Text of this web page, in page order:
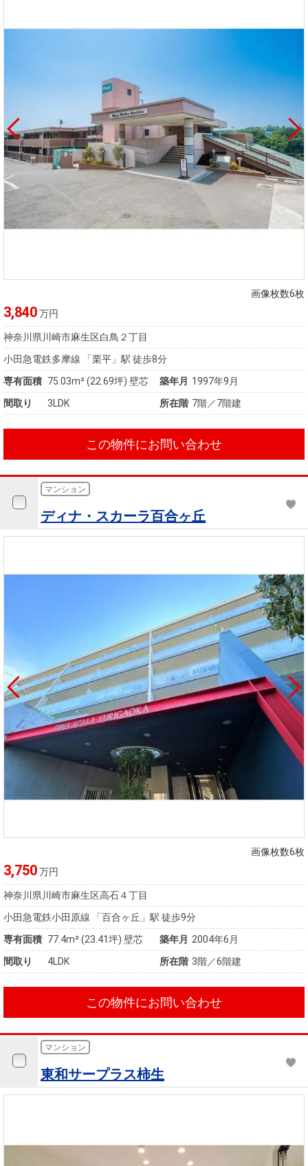
画像枚数6枚
3,840万円
神奈川県川崎市麻生区白鳥２丁目
小田急電鉄多摩線 「栗平」駅 徒歩8分
専有面積 75.03m²(22.69坪) 壁芯 築年月
1997年9月
間取り
3LDK 所在階 7階／7階建
この物件にお問い合わせ
マンション
ディナ・スカーラ百合ヶ丘
画像枚数6枚
3,750万円
神奈川県川崎市麻生区高石４丁目
小田急電鉄小田原線 「百合ヶ丘」駅 徒歩9分
専有面積 77.4m²(23.41坪) 壁芯 築年月 2004年6月
間取り
4LDK 所在階 3階／6階建
この物件にお問い合わせ
マンション
東和サープラス柿生